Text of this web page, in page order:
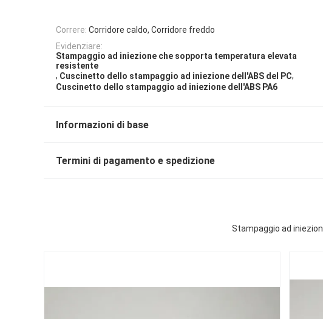
Correre: Corridore caldo, Corridore freddo
Evidenziare:
Stampaggio ad iniezione che sopporta temperatura elevata
resistente
, Cuscinetto dello stampaggio ad iniezione dell'ABS del PC,
Cuscinetto dello stampaggio ad iniezione dell'ABS PA6
Informazioni di base
Termini di pagamento e spedizione
Stampaggio ad